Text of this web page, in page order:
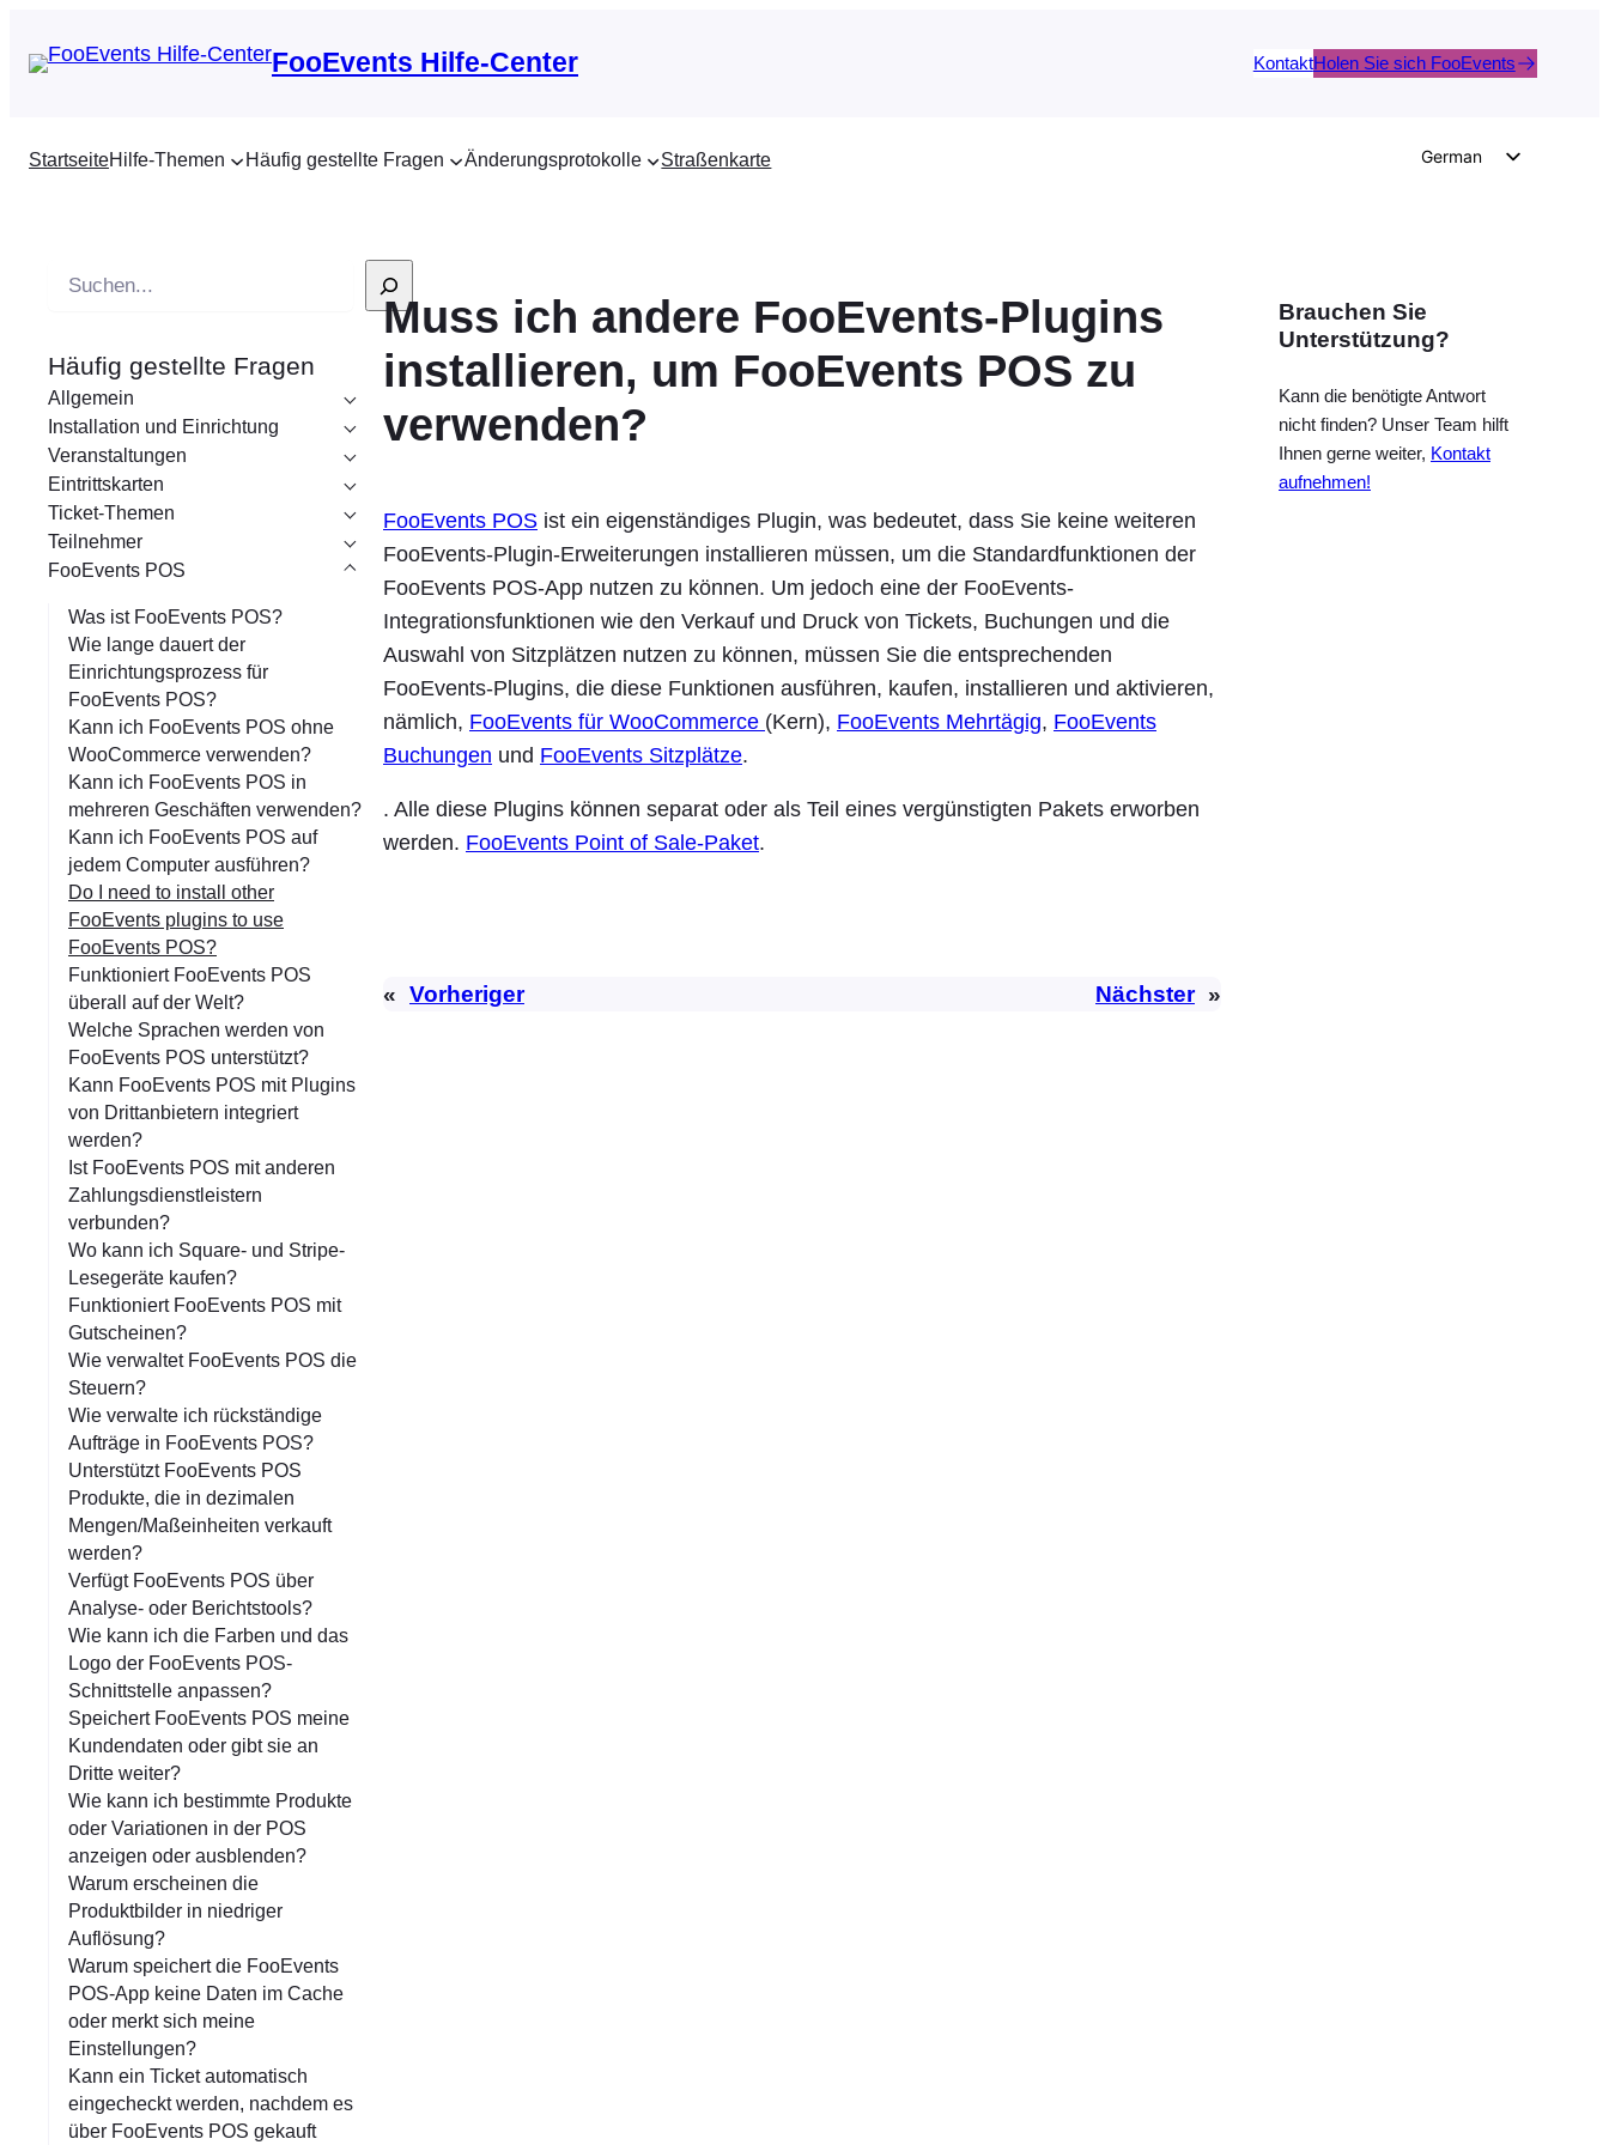
FooEvents Hilfe-Center KontaktHolen Sie sich FooEvents
StartseiteHilfe-Themen Häufig gestellte Fragen Änderungsprotokolle Straßenkarte
German
Italian
Portuguese
French
Polish
h
e
Häufig gestellte Fragen
Allgemein
Installation und Einrichtung
Veranstaltungen
Eintrittskarten
Ticket-Themen
Teilnehmer
FooEvents POS
Was ist FooEvents POS?
Wie lange dauert der
Einrichtungsprozess für
FooEvents POS?
Kann ich FooEvents POS ohne
WooCommerce verwenden?
Kann ich FooEvents POS in
mehreren Geschäften verwenden?
Kann ich FooEvents POS auf
jedem Computer ausführen?
Do I need to install other
FooEvents plugins to use
FooEvents POS?
Funktioniert FooEvents POS
überall auf der Welt?
Welche Sprachen werden von
FooEvents POS unterstützt?
Kann FooEvents POS mit Plugins
von Drittanbietern integriert
werden?
Ist FooEvents POS mit anderen
Zahlungsdienstleistern
verbunden?
Wo kann ich Square- und Stripe-
Lesegeräte kaufen?
Funktioniert FooEvents POS mit
Gutscheinen?
Wie verwaltet FooEvents POS die
Steuern?
Wie verwalte ich rückständige
Aufträge in FooEvents POS?
Unterstützt FooEvents POS
Produkte, die in dezimalen
Mengen/Maßeinheiten verkauft
werden?
Verfügt FooEvents POS über
Analyse- oder Berichtstools?
Wie kann ich die Farben und das
Logo der FooEvents POS-
Schnittstelle anpassen?
Speichert FooEvents POS meine
Kundendaten oder gibt sie an
Dritte weiter?
Wie kann ich bestimmte Produkte
oder Variationen in der POS
anzeigen oder ausblenden?
Warum erscheinen die
Produktbilder in niedriger
Auflösung?
Warum speichert die FooEvents
POS-App keine Daten im Cache
oder merkt sich meine
Einstellungen?
Kann ein Ticket automatisch
eingecheckt werden, nachdem es
über FooEvents POS gekauft
Muss ich andere FooEvents-Plugins
installieren, um FooEvents POS zu
verwenden?
FooEvents POS ist ein eigenständiges Plugin, was bedeutet, dass Sie keine weiteren
FooEvents-Plugin-Erweiterungen installieren müssen, um die Standardfunktionen der
FooEvents POS-App nutzen zu können. Um jedoch eine der FooEvents-
Integrationsfunktionen wie den Verkauf und Druck von Tickets, Buchungen und die
Auswahl von Sitzplätzen nutzen zu können, müssen Sie die entsprechenden
FooEvents-Plugins, die diese Funktionen ausführen, kaufen, installieren und aktivieren,
nämlich, FooEvents für WooCommerce (Kern), FooEvents Mehrtägig, FooEvents
Buchungen und FooEvents Sitzplätze.
. Alle diese Plugins können separat oder als Teil eines vergünstigten Pakets erworben
werden. FooEvents Point of Sale-Paket.
« Vorheriger Nächster »
Brauchen Sie
Unterstützung?
Kann die benötigte Antwort
nicht finden? Unser Team hilft
Ihnen gerne weiter, Kontakt
aufnehmen!